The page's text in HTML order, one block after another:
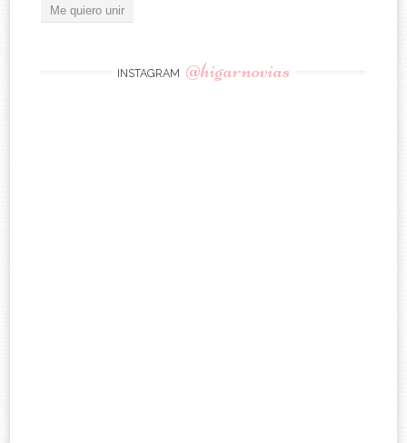
INSTAGRAM @higarnovias